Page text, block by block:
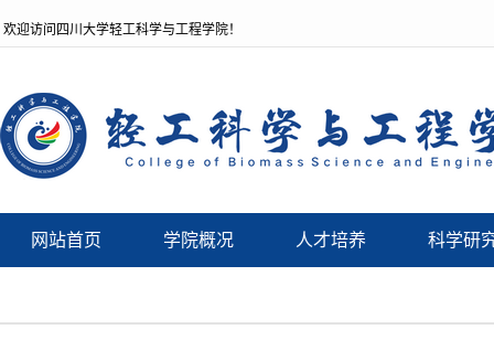
欢迎访问四川大学轻工科学与工程学院！
网站首页 学院概况 人才培养 科学研